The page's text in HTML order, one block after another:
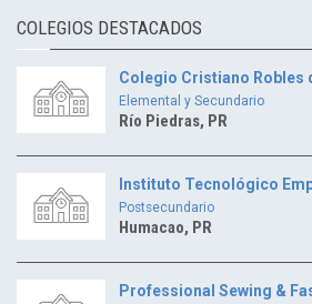
COLEGIOS DESTACADOS
Colegio Cristiano Robles
Elemental y Secundario
Río Piedras, PR
Instituto Tecnológico
Postsecundario
Humacao, PR
Professional Sewing &